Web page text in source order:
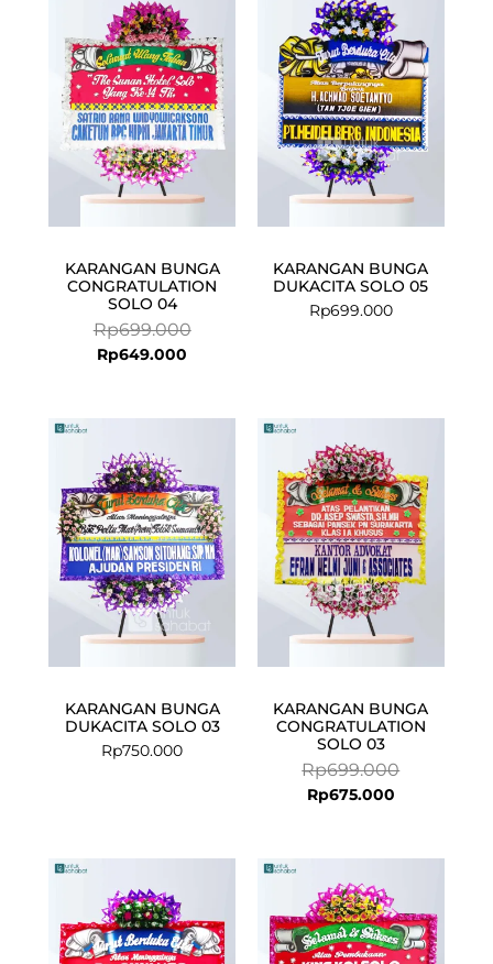
KARANGAN BUNGA
CONGRATULATION
SOLO 04
Rp699.000
was:
Rp699.000.
Rp649.000
is:
Rp649.000.
KARANGAN BUNGA
DUKACITA SOLO 05
Rp699.000
KARANGAN BUNGA
DUKACITA SOLO 03
Rp750.000
KARANGAN BUNGA
CONGRATULATION
SOLO 03
Rp699.000
was:
Rp699.000.
Rp675.000
is:
Rp675.000.
was:
Rp699.000.
is:
Rp675.000.